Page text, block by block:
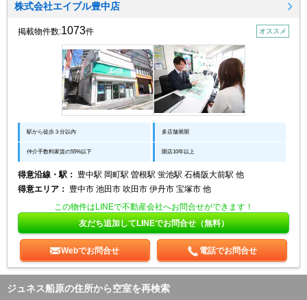
株式会社エイブル豊中店
掲載物件数:1073件 オススメ
駅から徒歩３分以内 多店舗展開
仲介手数料家賃の55%以下 開店10年以上
得意沿線・駅：
豊中駅 岡町駅 曽根駅 蛍池駅 石橋阪大前駅 他
得意エリア：
豊中市 池田市 吹田市 伊丹市 宝塚市 他
この物件はLINEで不動産会社へお問合せができます！
友だち追加してLINEでお問合せ（無料）
Webでお問合せ 電話でお問合せ
ジュネス船原の住所から空室を再検索